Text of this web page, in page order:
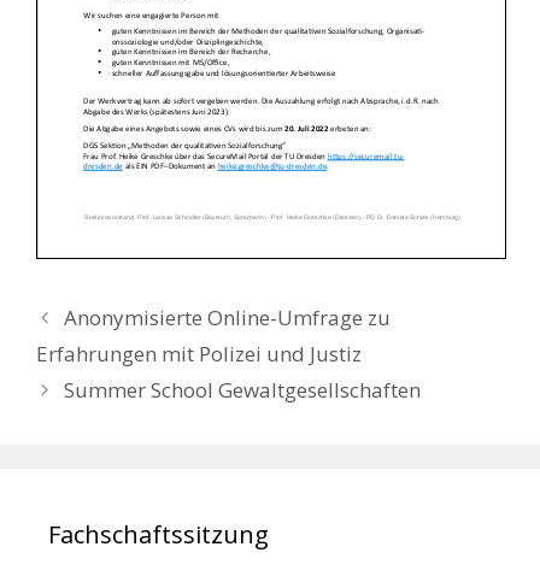
Anonymisierte Online-Umfrage zu
Erfahrungen mit Polizei und Justiz
Summer School Gewaltgesellschaften
Fachschaftssitzung